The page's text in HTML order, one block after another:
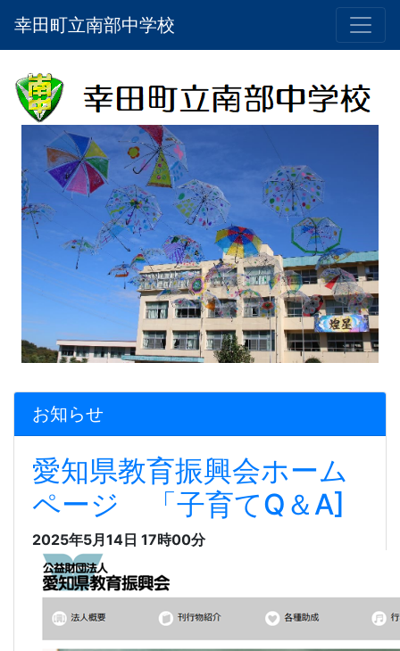
幸田町立南部中学校
お知らせ
愛知県教育振興会ホーム
ページ 「子育てQ＆A]
2025年5月14日 17時00分